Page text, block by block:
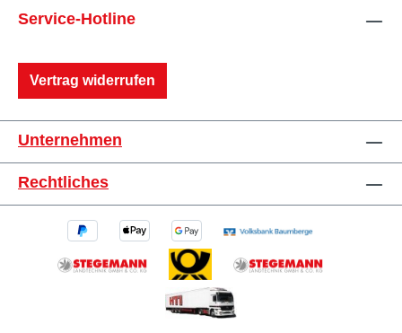
Service-Hotline
Vertrag widerrufen
Unternehmen
Rechtliches